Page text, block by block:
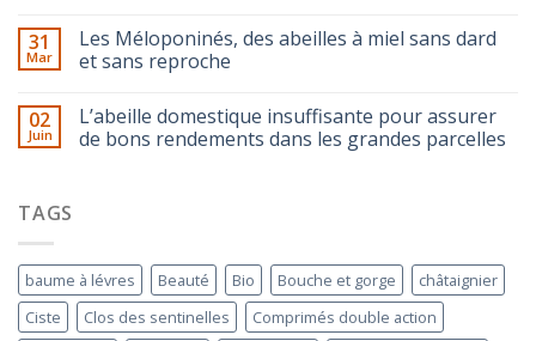
31
Mar
Les Méloponinés, des abeilles à miel sans dard
et sans reproche
02
Juin
L’abeille domestique insuffisante pour assurer
de bons rendements dans les grandes parcelles
TAGS
baume à lévres Beauté Bio Bouche et gorge
châtaignier
Ciste
Clos des sentinelles
Comprimés double action